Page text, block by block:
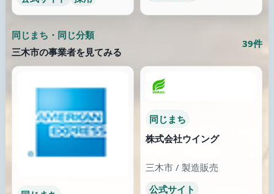
兵庫県 / 三木市 / SAWMASTER
相談できる通り
公式の問い合わせ先があ
る場所
1件
を見る
25件
似た特徴の場所
公開情報に近い手がかり
がある場所
近くの同じ通り
同じまちの近い分類を見
39件